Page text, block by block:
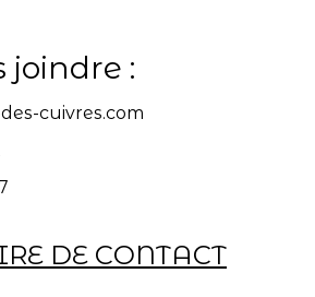
joindre :
cuivres.com
DE CONTACT